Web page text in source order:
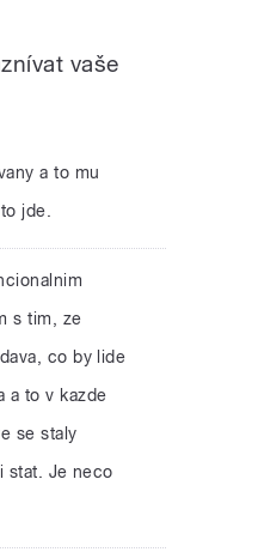
vaše
a to mu
jde.
s tim, ze
co by lide
a to v kazde
se staly
stat. Je neco